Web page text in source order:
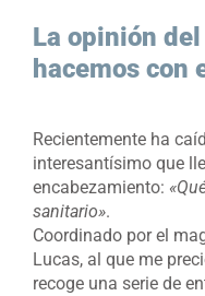
La opinión
hacemos con
Recientemente ha
interesantísimo que
encabezamiento:
sanitario».
Coordinado por el
Lucas, al que me
recoge una serie de